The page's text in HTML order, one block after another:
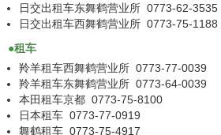
日交出租车东舞鹤营业所 0773-62-3535
日交出租车西舞鹤营业所 0773-75-1188
●租车
羚羊租车西舞鹤营业所 0773-77-0039
羚羊租车东舞鹤营业所 0773-64-0039
本田租车京都 0773-75-8100
日本租车 0773-77-0919
舞鹤租车 0773-75-4917